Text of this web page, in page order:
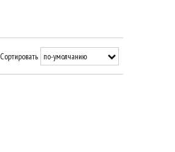
Сортировать